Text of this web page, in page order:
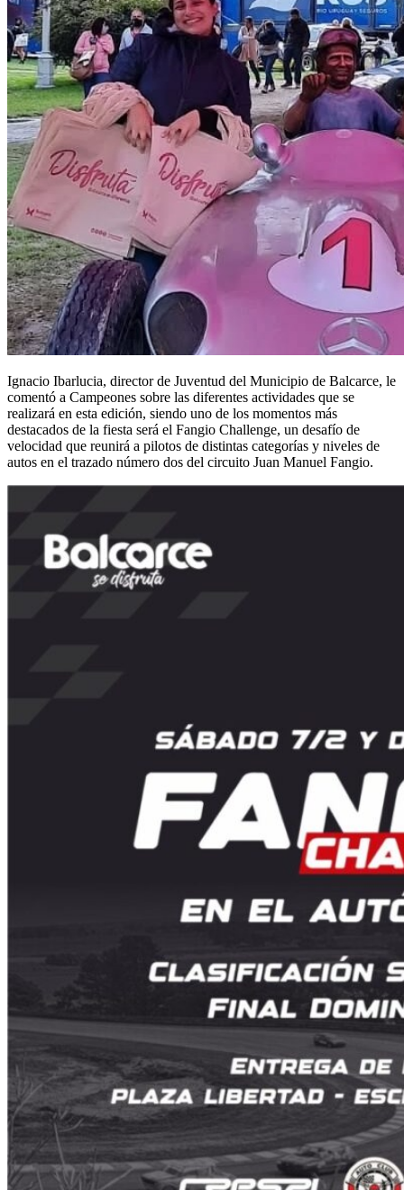
Ignacio Ibarlucia, director de Juventud del Municipio de Balcarce, le
comentó a Campeones sobre las diferentes actividades que se
realizará en esta edición, siendo uno de los momentos más
destacados de la fiesta será el Fangio Challenge, un desafío de
velocidad que reunirá a pilotos de distintas categorías y niveles de
autos en el trazado número dos del circuito Juan Manuel Fangio.